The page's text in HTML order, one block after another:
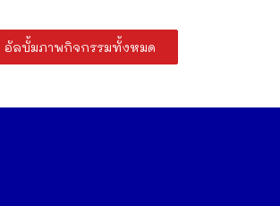
อัลบั้มภาพกิจกรรมทั้งหมด